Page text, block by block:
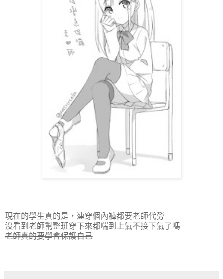
現在的學生真的是，連穿個內褲都要老師代勞
沒看到老師幫整班穿下來都喘到上氣不接下氣了嗎
老師真的要學會保護自己